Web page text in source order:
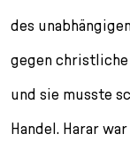
des
gegen christliche
und sie musste
Handel. Harar